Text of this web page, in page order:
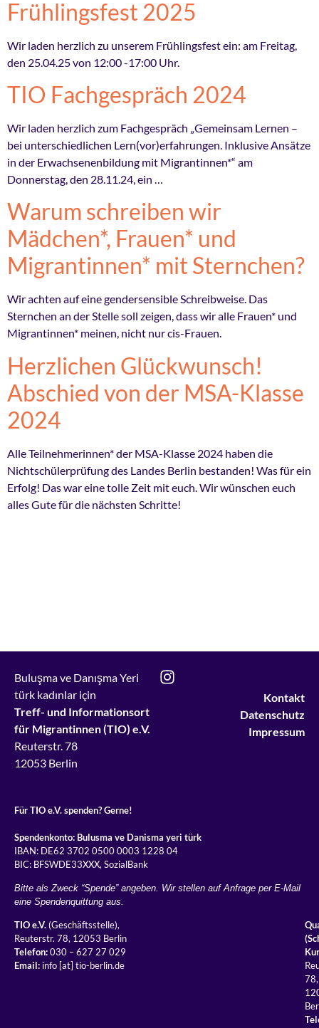
Frühlingsfest 2025
Wir laden herzlich zu unserem Frühlingsfest ein: am Freitag,
den 25.04.25 von 12:00 -17:00 Uhr.
TIO Fachgespräch 2024
Wir laden herzlich zum Fachgespräch „Gemeinsam Lernen –
bei unterschiedlichen Lern(vor)erfahrungen. Inklusive Ansätze
in der Erwachsenenbildung mit Migrantinnen*“ am
Donnerstag, den 28.11.24, ein …
Warum schreiben wir
Mädchen*, Frauen* und
Migrantinnen* mit Sternchen?
Wir achten auf eine gendersensible Schreibweise. Das
Sternchen an der Stelle soll zeigen, dass wir alle Frauen* und
Migrantinnen* meinen, nicht nur cis-Frauen.
Herzlichen Glückwunsch!
Abschied von der MSA-Klasse
2024
Alle Teilnehmerinnen* der MSA-Klasse 2024 haben die
Nichtschülerprüfung des Landes Berlin bestanden! Was für ein
Erfolg! Das war eine tolle Zeit mit euch. Wir wünschen euch
alles Gute für die nächsten Schritte!
Buluşma ve Danışma Yeri
türk kadınlar için
Treff- und Informationsort
für Migrantinnen (TIO) e.V.
Reuterstr. 78
12053 Berlin
Kontakt
Datenschutz
Impressum
Für TIO e.V. spenden? Gerne!
Spendenkonto: Bulusma ve Danisma yeri türk
IBAN: DE62 3702 0500 0003 1228 04
BIC: BFSWDE33XXX, SozialBank
Bitte als Zweck “Spende” angeben. Wir stellen auf Anfrage per E-Mail
eine Spendenquittung aus.
TIO e.V.(Geschäftsstelle),
Reuterstr. 78, 12053 Berlin
Telefon:030 – 627 27 029
Email: info [at] tio-berlin.de
78,